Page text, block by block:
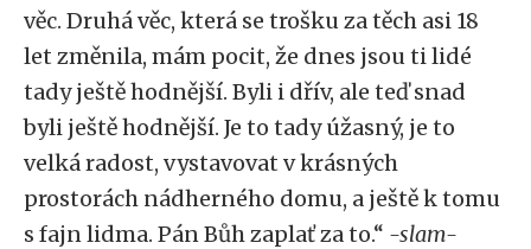
věc. Druhá věc, která se trošku za těch asi 18
let změnila, mám pocit, že dnes jsou ti lidé
tady ještě hodnější. Byli i dřív, ale teď snad
byli ještě hodnější. Je to tady úžasný, je to
velká radost, vystavovat v krásných
prostorách nádherného domu, a ještě k tomu
s fajn lidma. Pán Bůh zaplať za to.“ -slam-